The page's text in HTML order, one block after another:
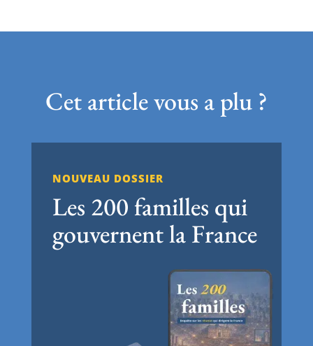
Cet article vous a plu ?
NOUVEAU DOSSIER
Les 200 familles qui
gouvernent la France